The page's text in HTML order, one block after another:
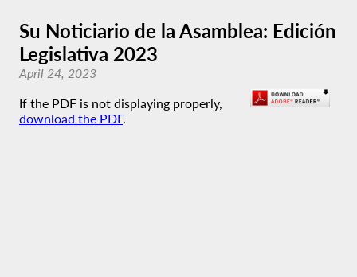
Su Noticiario de la Asamblea: Edición
Legislativa 2023
April 24, 2023
If the PDF is not displaying properly,
download the PDF.